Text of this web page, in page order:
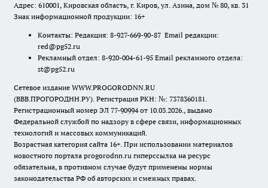
Адрес: 610001, Кировская область, г. Киров, ул. Азина, дом № 80, кв. 31
Знак информационной продукции: 16+
Контакты: Редакция: 8-927-669-90-87 Email редакции:
red@pg52.ru
Рекламный отдел: 8-920-004-61-95 Email рекламного отдела:
st@pg52.ru
Сетевое издание WWW.PROGORODNN.RU
(ВВВ.ПРОГОРОДНН.РУ). Регистрация РКН: №: 7378360181.
Регистрационный номер ЭЛ 77-90994 от 10.03.2026., выдано
Федеральной службой по надзору в сфере связи, информационных
технологий и массовых коммуникаций.
Возрастная категория сайта 16+. При использовании материалов
новостного портала progorodnn.ru гиперссылка на ресурс
обязательна, в противном случае будут применены нормы
законодательства РФ об авторских и смежных правах.